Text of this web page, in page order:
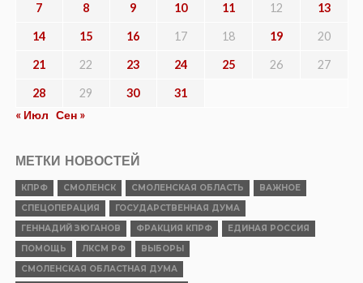
7 8 9 10 11 12 13
14 15 16 17 18 19 20
21 22 23 24 25 26 27
28 29 30
31
« Июл Сен »
МЕТКИ НОВОСТЕЙ
КПРФ СМОЛЕНСК СМОЛЕНСКАЯ ОБЛАСТЬ
ВАЖНОЕ
СПЕЦОПЕРАЦИЯ
ГОСУДАРСТВЕННАЯ ДУМА
ГЕННАДИЙ ЗЮГАНОВ
ФРАКЦИЯ КПРФ
ЕДИНАЯ РОССИЯ
ПОМОЩЬ
ЛКСМ РФ
ВЫБОРЫ
СМОЛЕНСКАЯ ОБЛАСТНАЯ ДУМА